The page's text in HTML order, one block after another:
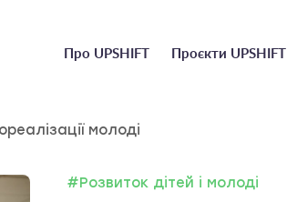
Головне
Про UPSHIFT Проєкти UPSHIFT
молоді
#Розвиток дітей і молоді